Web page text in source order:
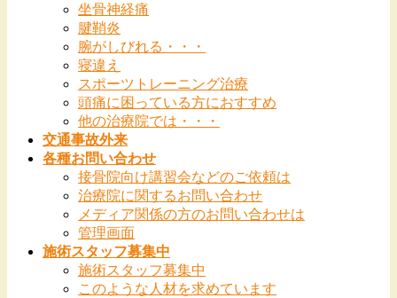
坐骨神経痛
腱鞘炎
腕がしびれる・・・
寝違え
スポーツトレーニング治療
頭痛に困っている方におすすめ
他の治療院では・・・
交通事故外来
各種お問い合わせ
接骨院向け講習会などのご依頼は
治療院に関するお問い合わせ
メディア関係の方のお問い合わせは
管理画面
施術スタッフ募集中
施術スタッフ募集中
このような人材を求めています